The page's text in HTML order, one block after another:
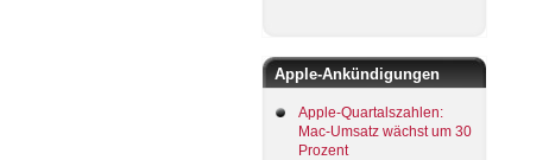
Apple-Ankündigungen
Apple-Quartalszahlen:
Mac-Umsatz wächst um 30
Prozent